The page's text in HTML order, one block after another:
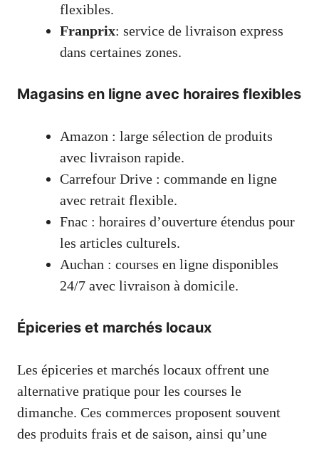
flexibles.
Franprix: service de livraison express
dans certaines zones.
Magasins en ligne avec horaires flexibles
Amazon : large sélection de produits
avec livraison rapide.
Carrefour Drive : commande en ligne
avec retrait flexible.
Fnac : horaires d’ouverture étendus pour
les articles culturels.
Auchan : courses en ligne disponibles
24/7 avec livraison à domicile.
Épiceries et marchés locaux
Les épiceries et marchés locaux offrent une
alternative pratique pour les courses le
dimanche. Ces commerces proposent souvent
des produits frais et de saison, ainsi qu’une